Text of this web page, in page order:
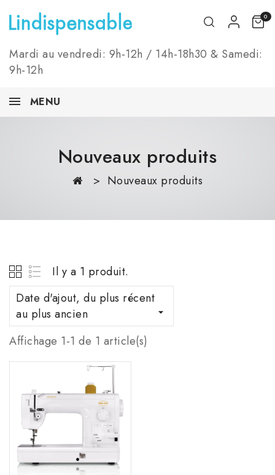
Mardi au vendredi: 9h-12h / 14h-18h30 & Samedi:
9h-12h
0
MENU
Nouveaux produits
Nouveaux produits
Il y a 1 produit.
Date d'ajout, du plus récent
au plus ancien

Affichage 1-1 de 1 article(s)